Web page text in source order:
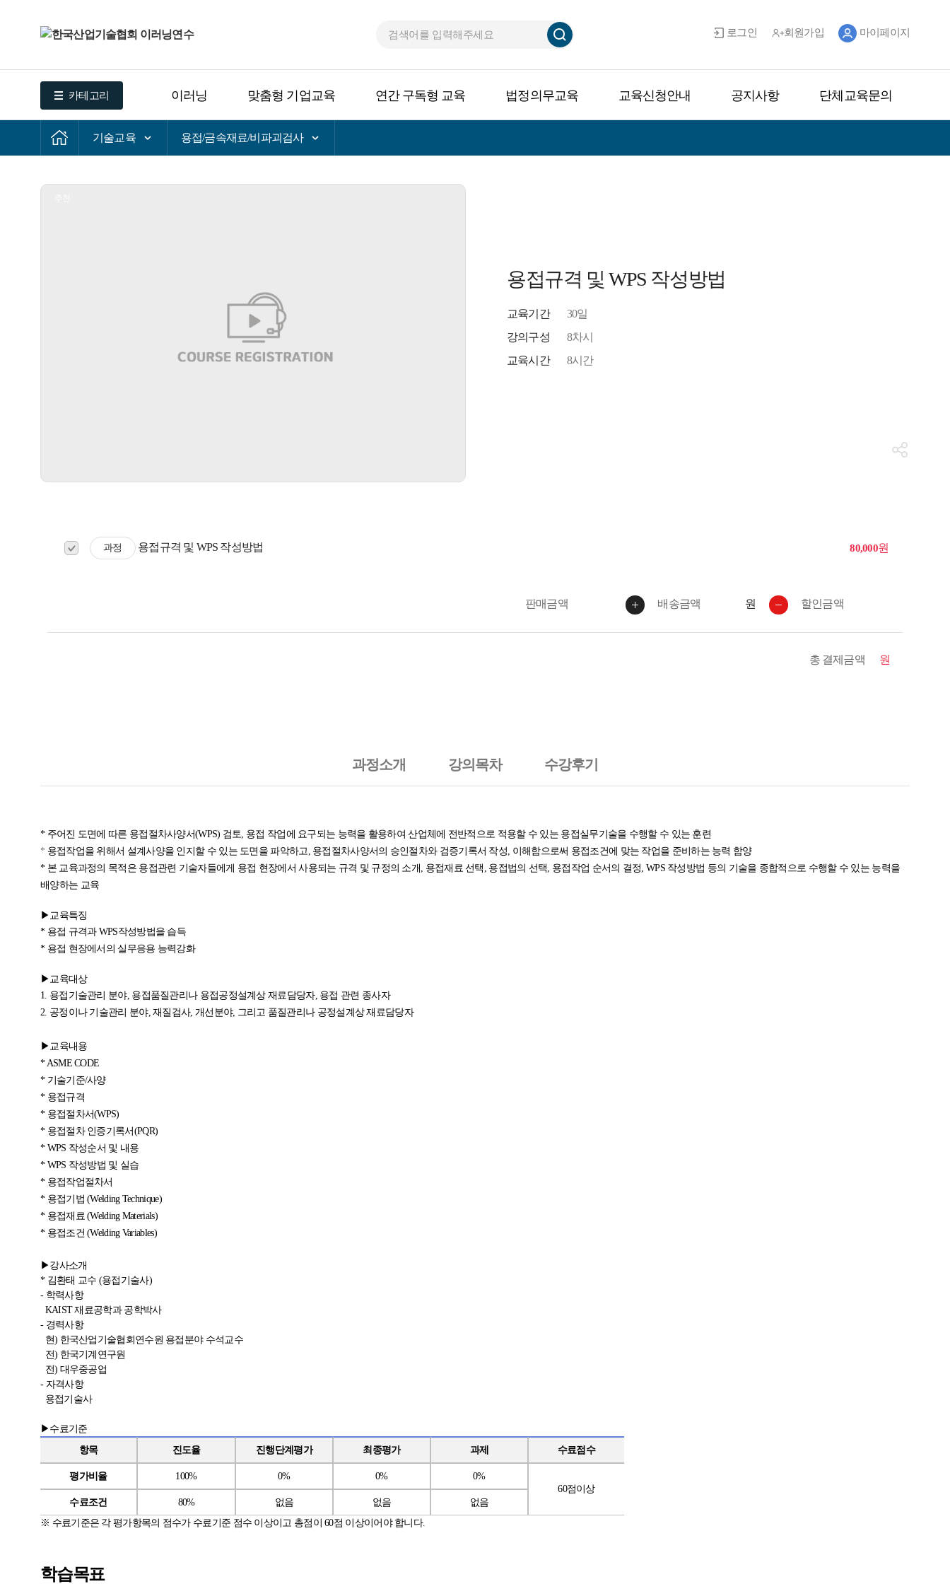
로그인 회원가입 마이페이지
이러닝 맞춤형 기업교육 연간 구독형 교육 법정의무교육 교육신청안내 공지사항 단체교육문의
카테고리
기술교육 용접/금속재료/비파괴검사
용접규격 및 WPS 작성방법
교육기간
30일
강의구성
8차시
교육시간
8시간
과정 용접규격 및 WPS 작성방법 80,000원
판매금액 배송금액 원 할인금액
총 결제금액 원
과정소개 강의목차 수강후기
* 주어진 도면에 따른 용접절차사양서(WPS) 검토, 용접 작업에 요구되는 능력을 활용하여 산업체에 전반적으로 적용할 수 있는 용접실무기술을 수행할 수 있는 훈련
* 용접작업을 위해서 설계사양을 인지할 수 있는 도면을 파악하고, 용접절차사양서의 승인절차와 검증기록서 작성, 이해함으로써 용접조건에 맞는 작업을 준비하는 능력 함양
* 본 교육과정의 목적은 용접관련 기술자들에게 용접 현장에서 사용되는 규격 및 규정의 소개, 용접재료 선택, 용접법의 선택, 용접작업 순서의 결정, WPS 작성방법 등의 기술을 종합적으로 수행할 수 있는 능력을
배양하는 교육
▶ 교육특징
* 용접 규격과 WPS작성방법을 습득
* 용접 현장에서의 실무응용 능력강화
▶ 교육대상
1. 용접기술관리 분야, 용접품질관리나 용접공정설계상 재료담당자, 용접 관련 종사자
2. 공정이나 기술관리 분야, 재질검사, 개선분야, 그리고 품질관리나 공정설계상 재료담당자
▶교육내용
* ASME CODE
* 기술기준/사양
* 용접규격
* 용접절차서(WPS)
* 용접절차 인증기록서(PQR)
* WPS 작성순서 및 내용
* WPS 작성방법 및 실습
* 용접작업절차서
* 용접기법 (Welding Technique)
* 용접재료 (Welding Materials)
* 용접조건 (Welding Variables)
▶강사소개
* 김환태 교수 (용접기술사)
- 학력사항
KAIST 재료공학과 공학박사
- 경력사항
현) 한국산업기술협회연수원 용접분야 수석교수
전) 한국기계연구원
전) 대우중공업
- 자격사항
용접기술사
▶수료기준
항목 진도율 진행단계평가 최종평가 과제 수료점수
평가비율 100% 0% 0%
0%
60점이상
수료조건
80% 없음 없음
없음
※ 수료기준은 각 평가항목의 점수가 수료기준 점수 이상이고 총점이 60점 이상이어야 합니다.
학습목표